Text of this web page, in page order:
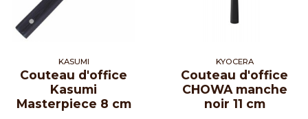
KASUMI
Couteau d'office
Kasumi
Masterpiece 8 cm
KYOCERA
Couteau d'office
CHOWA manche
noir 11 cm